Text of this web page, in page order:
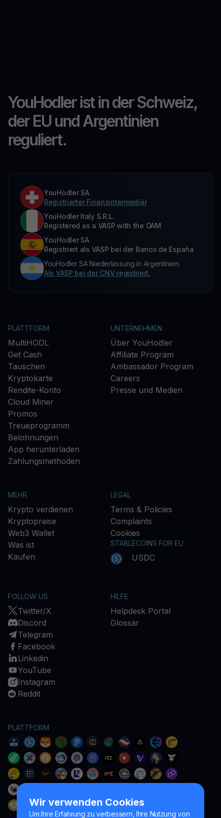
Wir verwenden Cookies
Um Ihre Erfahrung zu verbessern, Ihre Nutzung von
YouHodler ist in der Schweiz,
der EU und Argentinien
reguliert.
YouHodler SA
Registrierter Finanzintermediär
YouHodler Italy S.R.L.
Registered as a VASP with the OAM
YouHodler SA
Registriert als VASP bei der Banco de España
YouHodler SA Niederlassung in Argentinien.
Als VASP bei der CNV registriert.
PLATTFORM
MultiHODL
Get Cash
Tauschen
Kryptokarte
Rendite-Konto
Cloud Miner
Promos
Treueprogramm
Belohnungen
App herunterladen
Zahlungsmethoden
UNTERNEHMEN
Über YouHodler
Affiliate Program
Ambassador Program
Careers
Presse und Medien
MEHR
Krypto verdienen
Kryptopreise
Web3 Wallet
Was ist
Kaufen
LEGAL
Terms & Policies
Complaints
Cookies
STABLECOINS FOR EU
USDC
FOLLOW US
Twitter/X
Discord
Telegram
Facebook
Linkedin
YouTube
Instagram
Reddit
HILFE
Helpdesk Portal
Glossar
PLATTFORM